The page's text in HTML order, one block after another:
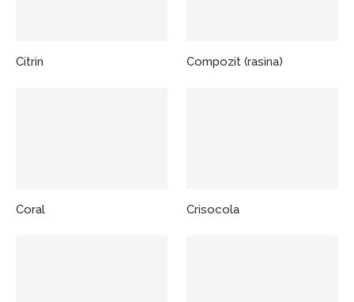
Citrin Compozit (rasina)
Coral Crisocola